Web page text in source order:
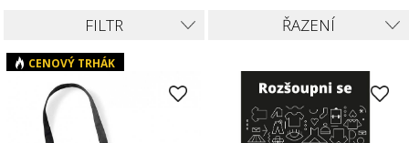
ŘAZENÍ
FILTR
CENOVÝ TRHÁK